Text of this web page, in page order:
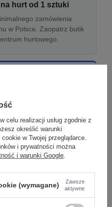
hurt od 1 sztuki
zamówienia.
w Polsce. Zaopatrz butik
hurtowego.
hurtowo online
z plikiem XML/CSV.
co godzinę.
w dropshippingu
na etykiecie Twojego
magazynu, zero
celu realizacji usług zgodnie z
określić warunki
w Twojej przeglądarce.
i prywatności można
i warunki Google.
(wymagane)
Zawsze
aktywne